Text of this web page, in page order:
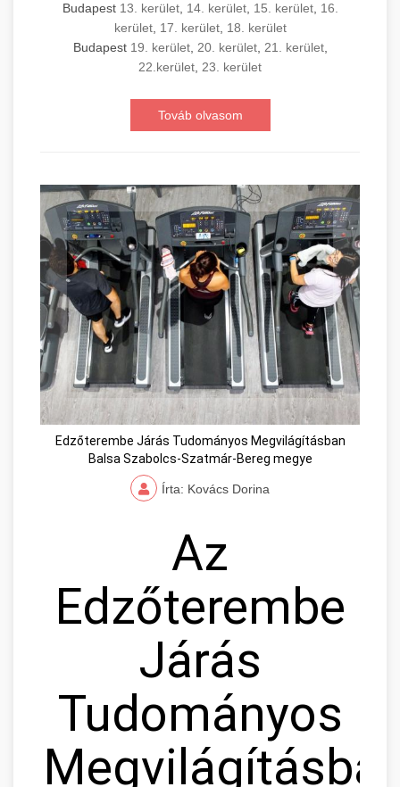
Budapest 13. kerület, 14. kerület, 15. kerület, 16.
kerület, 17. kerület, 18. kerület
Budapest 19. kerület, 20. kerület, 21. kerület,
22.kerület, 23. kerület
Továb olvasom
Edzőterembe Járás Tudományos Megvilágításban
Balsa Szabolcs-Szatmár-Bereg megye
Írta: Kovács Dorina
Az
Edzőterembe
Járás
Tudományos